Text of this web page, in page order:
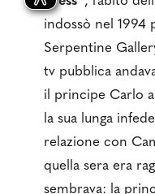
indossò nel 1994
Serpentine
tv pubblica
il principe Carlo
la sua lunga
relazione con
quella sera era
sembrava: la